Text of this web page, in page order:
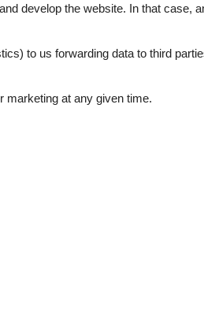
develop the website. In that case,
to us forwarding data to third
marketing at any given time.